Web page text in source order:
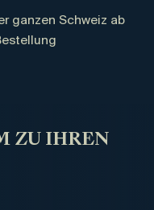
ganzen Schweiz ab
ZU IHREN